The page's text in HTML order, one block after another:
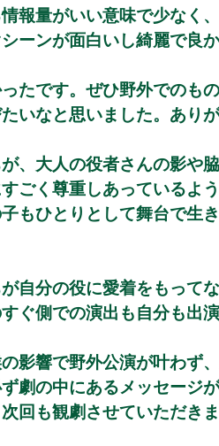
情報量がいい意味で少な
ーンが面白いし綺麗で良
ったです。ぜひ野外での
いなと思いました。あり
が、大人の役者さんの影
ごく尊重しあっているよ
もひとりとして舞台で生
が自分の役に愛着をもっ
ぐ側での演出も自分も出
の影響で野外公演が叶わ
劇の中にあるメッセージ
回も観劇させていただき